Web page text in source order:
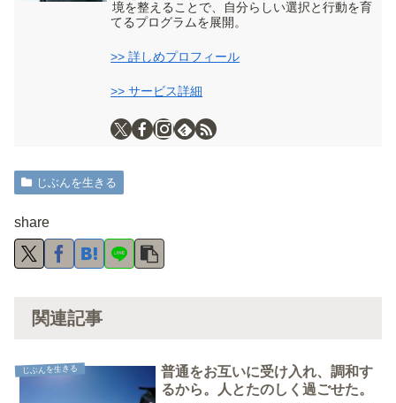
境を整えることで、自分らしい選択と行動を育
てるプログラムを展開。
>> 詳しめプロフィール
>> サービス詳細
じぶんを生きる
share
関連記事
じぶんを生きる
普通をお互いに受け入れ、調和す
るから。人とたのしく過ごせた。